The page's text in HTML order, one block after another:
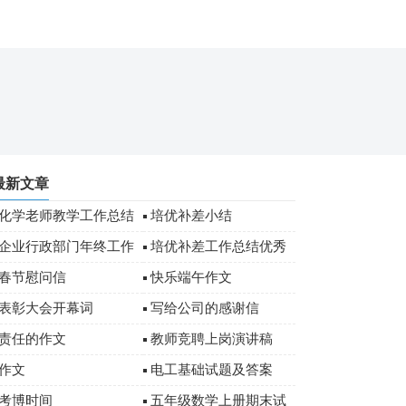
新文章
学老师教学工作总结 培优补差小结
业行政部门年终工作
结
培优补差工作总结优秀
节慰问信 快乐端午作文
彰大会开幕词 写给公司的感谢信
任的作文 教师竞聘上岗演讲稿
文 电工基础试题及答案
博时间 五年级数学上册期末试